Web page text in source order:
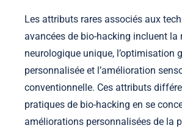
Les attributs rares associés aux
avancées de bio-hacking incluent la
neurologique unique, l’optimisation
personnalisée et l’amélioration
conventionnelle. Ces attributs
pratiques de bio-hacking en se
améliorations personnalisées de la